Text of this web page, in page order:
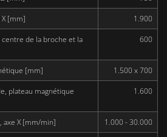
[mm] 1.900
de la broche et la
600
[mm] 1.500 x 700
plateau magnétique
1.600
axe X [mm/min] 1.000 - 30.000